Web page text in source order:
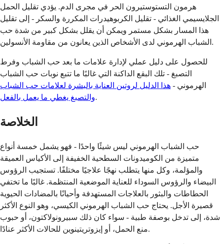
هرمون التستوستيرون الحر في مجرى الدم. يؤدي تقليل الحمل
الجلايسيمي الغذائي - تقليل الكربوهيدرات المكررة والسكر - إلى تقليل
هذا المسار بشكل مستمر ويمكن أن يقلل بشكل كبير من شدة حب
الشباب الهرموني لدى الأشخاص الذين يعانون من مقاومة الأنسولين.
للحصول على دليل عملي لإدارة علامات ما بعد حب الشباب وفرط
التصبغ - تلك البقع الداكنة التي غالبًا ما تتبع نوبات حب الشباب
الهرموني - هذا الدليل لروتين العناية بالبشرة لعلامات حب الشباب
والتصبغ يغطي ما يعمل بالفعل.
الخلاصة
حب الشباب الهرموني ليس شيئًا واحدًا - فهو يشمل خمسة أنواع
متميزة من الكوميدونات السطحية الخفيفة إلى الأكياس العميقة
والمؤلمة، وكل منها يتطلب نهجًا علاجيًا مختلفًا. تستجيب الرؤوس
البيضاء والرؤوس السوداء للعناية الموضعية المنتظمة. غالبًا ما تختفي
الحطاطات والبثور بالعلاجات المستهدفة وأحيانًا بالمضادات الحيوية
قصيرة الأجل. يحتاج حب الشباب الهرموني الكيسي، وهو النوع الأكثر
شدة، إلى تدخل بوصفة طبية - سواء كان ذلك سبيرونولاكتون، أو حبوب
منع الحمل، أو إيزوتريتينوين للحالات الأكثر عنادًا.